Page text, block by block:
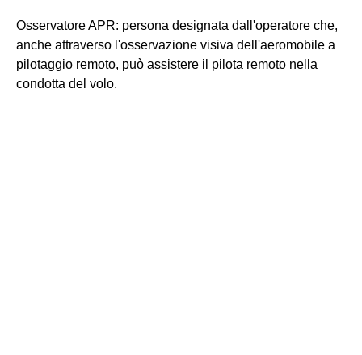
Osservatore APR: persona designata dall'operatore che,
anche attraverso l'osservazione visiva dell'aeromobile a
pilotaggio remoto, può assistere il pilota remoto nella
condotta del volo.